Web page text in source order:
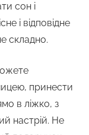
сон і
і відповідне
складно.
принести
в ліжко, з
настрій. Не